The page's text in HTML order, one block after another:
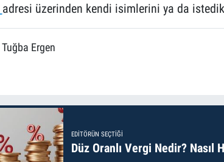
adresi üzerinden kendi isimlerini ya da
Tuğba Ergen
EDITÖRÜN SEÇTIĞI
Düz Oranlı Vergi Nedir? Nasıl